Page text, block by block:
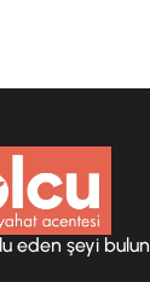
eden şeyi bulun